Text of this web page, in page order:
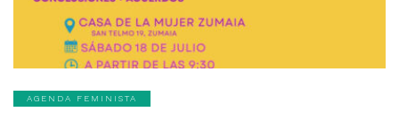
AGENDA FEMINISTA